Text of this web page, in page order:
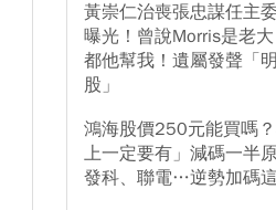
黃崇仁治喪張忠謀任主
曝光！曾說Morris是老
都他幫我！遺屬發聲「
股」
鴻海股價250元能買嗎
上一定要有」減碼一半
發科、聯電…逆勢加碼